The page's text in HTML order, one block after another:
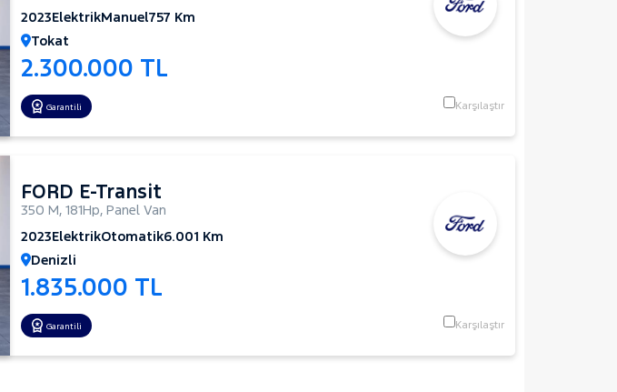
2023ElektrikManuel757 Km
Tokat
2.300.000 TL
Garantili Karşılaştır
FORD E-Transit
350 M, 181Hp, Panel Van
2023ElektrikOtomatik6.001 Km
Denizli
1.835.000 TL
Garantili Karşılaştır